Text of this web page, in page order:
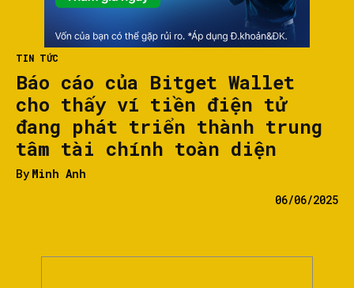
TIN TỨC
Báo cáo của Bitget Wallet
cho thấy ví tiền điện tử
đang phát triển thành trung
tâm tài chính toàn diện
By Minh Anh
06/06/2025